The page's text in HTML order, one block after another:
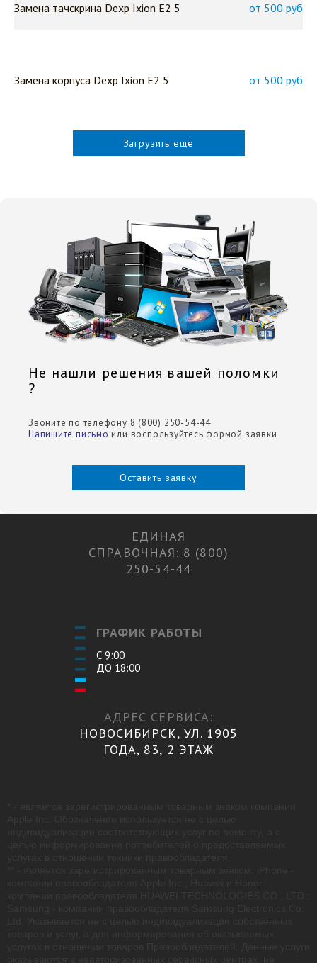
Замена тачскрина Dexp Ixion E2 5 от 500 руб
Замена корпуса Dexp Ixion E2 5 от 500 руб
Загрузить ещё
Не нашли решения вашей поломки
?
Звоните по телефону 8 (800) 250-54-44
Напишите письмо или воспользуйтесь формой заявки
Оставить заявку
ЕДИНАЯ
СПРАВОЧНАЯ: 8 (800)
250-54-44
ГРАФИК РАБОТЫ
С 9:00
ДО 18:00
АДРЕС СЕРВИСА:
НОВОСИБИРСК, УЛ. 1905
ГОДА, 83, 2 ЭТАЖ